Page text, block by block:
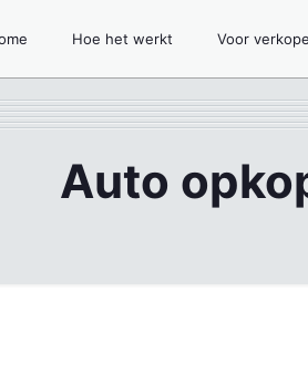
Hoe het werkt Voor
Auto